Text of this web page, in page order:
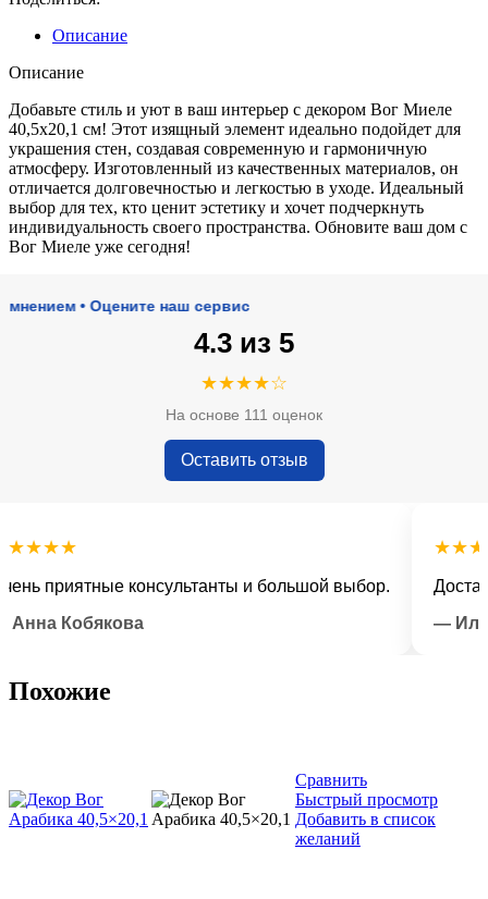
Описание
Описание
Добавьте стиль и уют в ваш интерьер с декором Вог Миеле
40,5х20,1 см! Этот изящный элемент идеально подойдет для
украшения стен, создавая современную и гармоничную
атмосферу. Изготовленный из качественных материалов, он
отличается долговечностью и легкостью в уходе. Идеальный
выбор для тех, кто ценит эстетику и хочет подчеркнуть
индивидуальность своего пространства. Обновите ваш дом с
Вог Миеле уже сегодня!
• Оцените наш сервис
4.3 из 5
★★★★☆
На основе 111 оценок
Оставить отзыв
приятные консультанты и большой выбор.
Кобякова
★★★★★
Доставка
— Илья
Похожие
Сравнить
Быстрый просмотр
Добавить в список
желаний